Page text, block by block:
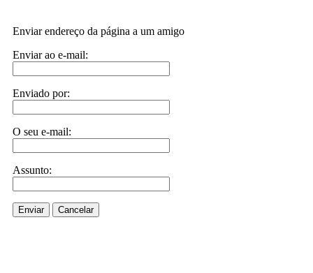
Enviar endereço da página a um amigo
Enviar ao e-mail:
Enviado por:
O seu e-mail:
Assunto:
Enviar Cancelar